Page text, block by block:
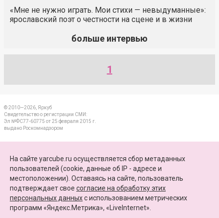
«Мне не нужно играть. Мои стихи — невыдуманные»:
ярославский поэт о честности на сцене и в жизни
больше интервью
1
© 2010—2026, Яркуб
Свидетельство о регистрации СМИ:
Эл №ФС77-60775 от 25 февраля 2015 г.
выдано Роскомнадзором
ПАРТНЕРЫ
КАРТА САЙТА
+7 (4852) 64-15-52
На сайте yarcube.ru осуществляется сбор метаданных
пользователей (cookie, данные об IP - адресе и
местоположении). Оставаясь на сайте, пользователь
подтверждает свое согласие на обработку этих
персональных данныхc использованием метрических
программ «Яндекс.Метрика», «LiveInternet».